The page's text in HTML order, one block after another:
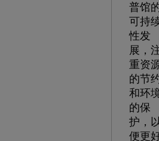
普馆
可持
性发
展，
重资
的节
和环
的保
护，
便更